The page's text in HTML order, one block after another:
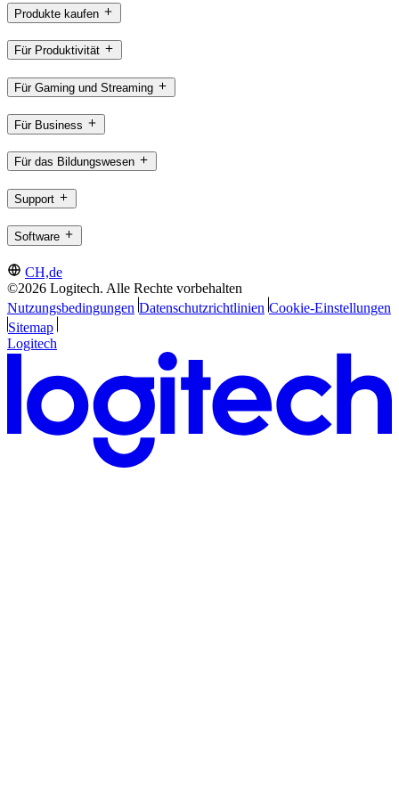
Produkte kaufen
Für Produktivität
Für Gaming und Streaming
Für Business
Für das Bildungswesen
Support
Software
CH,de
©2026 Logitech. Alle Rechte vorbehalten
Nutzungsbedingungen Datenschutzrichtlinien Cookie-Einstellungen
Sitemap
Logitech